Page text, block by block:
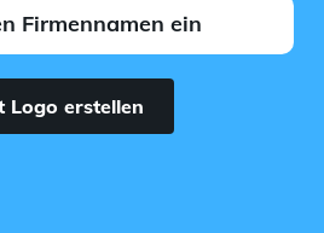
Logo erstellen